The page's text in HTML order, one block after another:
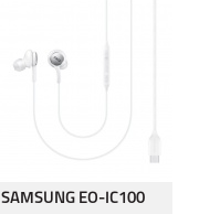
SAMSUNG EO-IC100